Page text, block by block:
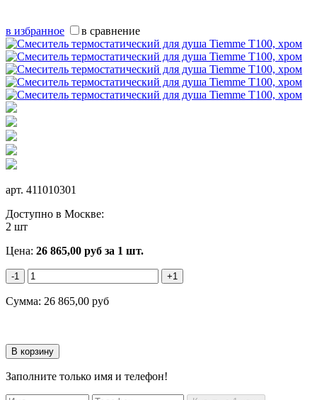
в избранное в сравнение
арт. 411010301
Доступно в Москве:
2 шт
Цена: 26 865,00 руб за 1 шт.
-1 +1
Сумма: 26 865,00 руб
Заполните только имя и телефон!